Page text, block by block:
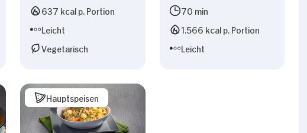
637 kcal p. Portion
Leicht
Vegetarisch
70 min
1.566 kcal p. Portion
Leicht
Hauptspeisen